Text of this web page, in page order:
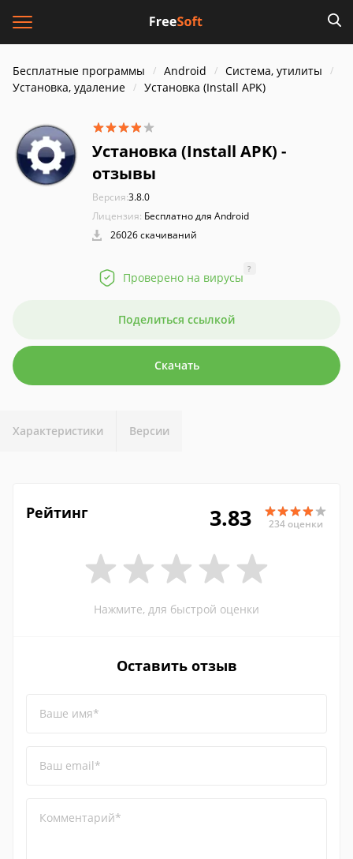
Бесплатные программы Android
Система, утилиты
Установка, удаление
Установка (Install APK)
Установка (Install APK) -
отзывы
Версия:3.8.0
Лицензия: Бесплатно для Android
26026 скачиваний
Проверено на вирусы
?
Поделиться ссылкой
Скачать
Характеристики Версии
Рейтинг 3.83 234 оценки
Нажмите, для быстрой оценки
Оставить отзыв
Ваше имя*
Ваш email*
Комментарий*